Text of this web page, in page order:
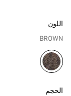
اللون
BROWN
مختار
الحجم